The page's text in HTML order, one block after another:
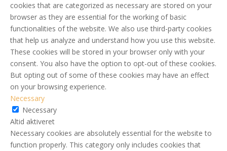
cookies that are categorized as necessary are stored on your
browser as they are essential for the working of basic
functionalities of the website. We also use third-party cookies
that help us analyze and understand how you use this website.
These cookies will be stored in your browser only with your
consent. You also have the option to opt-out of these cookies.
But opting out of some of these cookies may have an effect
on your browsing experience.
Necessary
Necessary
Altid aktiveret
Necessary cookies are absolutely essential for the website to
function properly. This category only includes cookies that